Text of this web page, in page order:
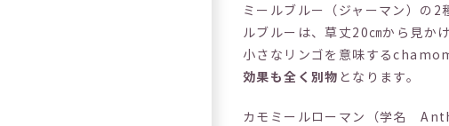
ミールブルー（ジャーマン）の
ルブルーは、草丈20㎝から見か
小さなリンゴを意味する
効果も全く別物 となります。
カモミールローマン（学名